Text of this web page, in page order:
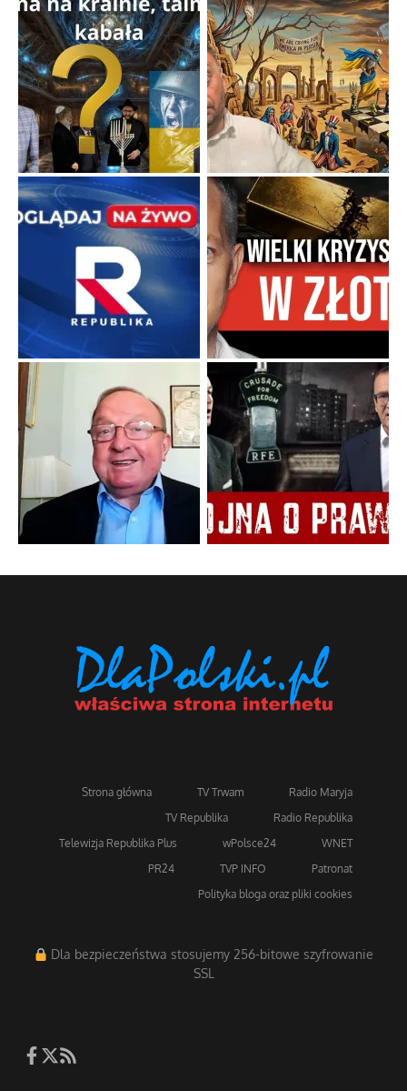
Strona główna TV Trwam
Radio Maryja
TV Republika
Radio Republika
Telewizja Republika Plus
wPolsce24
WNET
PR24
TVP INFO
Patronat
Polityka bloga oraz pliki cookies
Dla bezpieczeństwa stosujemy 256-bitowe szyfrowanie
SSL